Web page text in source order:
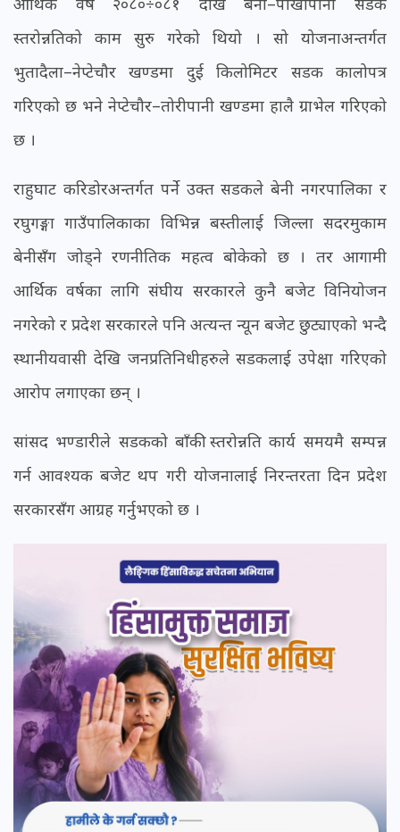
स्तरोन्नतिको काम सुरु गरेको थियो । सो योजनाअन्तर्गत
भुतादैला–नेप्टेचौर खण्डमा दुई किलोमिटर सडक कालोपत्र
गरिएको छ भने नेप्टेचौर–तोरीपानी खण्डमा हालै ग्राभेल गरिएको
छ ।
राहुघाट करिडोरअन्तर्गत पर्ने उक्त सडकले बेनी नगरपालिका र
रघुगङ्गा गाउँपालिकाका विभिन्न बस्तीलाई जिल्ला सदरमुकाम
बेनीसँग जोड्ने रणनीतिक महत्व बोकेको छ । तर आगामी
आर्थिक वर्षका लागि संघीय सरकारले कुनै बजेट विनियोजन
नगरेको र प्रदेश सरकारले पनि अत्यन्त न्यून बजेट छुट्याएको भन्दै
स्थानीयवासी देखि जनप्रतिनिधीहरुले सडकलाई उपेक्षा गरिएको
आरोप लगाएका छन् ।
सांसद भण्डारीले सडकको बाँकी स्तरोन्नति कार्य समयमै सम्पन्न
गर्न आवश्यक बजेट थप गरी योजनालाई निरन्तरता दिन प्रदेश
सरकारसँग आग्रह गर्नुभएको छ ।